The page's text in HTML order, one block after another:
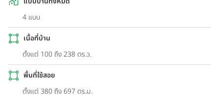
4 แบบ
เนื้อที่บ้าน
ตั้งแต่ 100 ถึง 238 ตร.ว.
พื้นที่ใช้สอย
ตั้งแต่ 380 ถึง 697 ตร.ม.